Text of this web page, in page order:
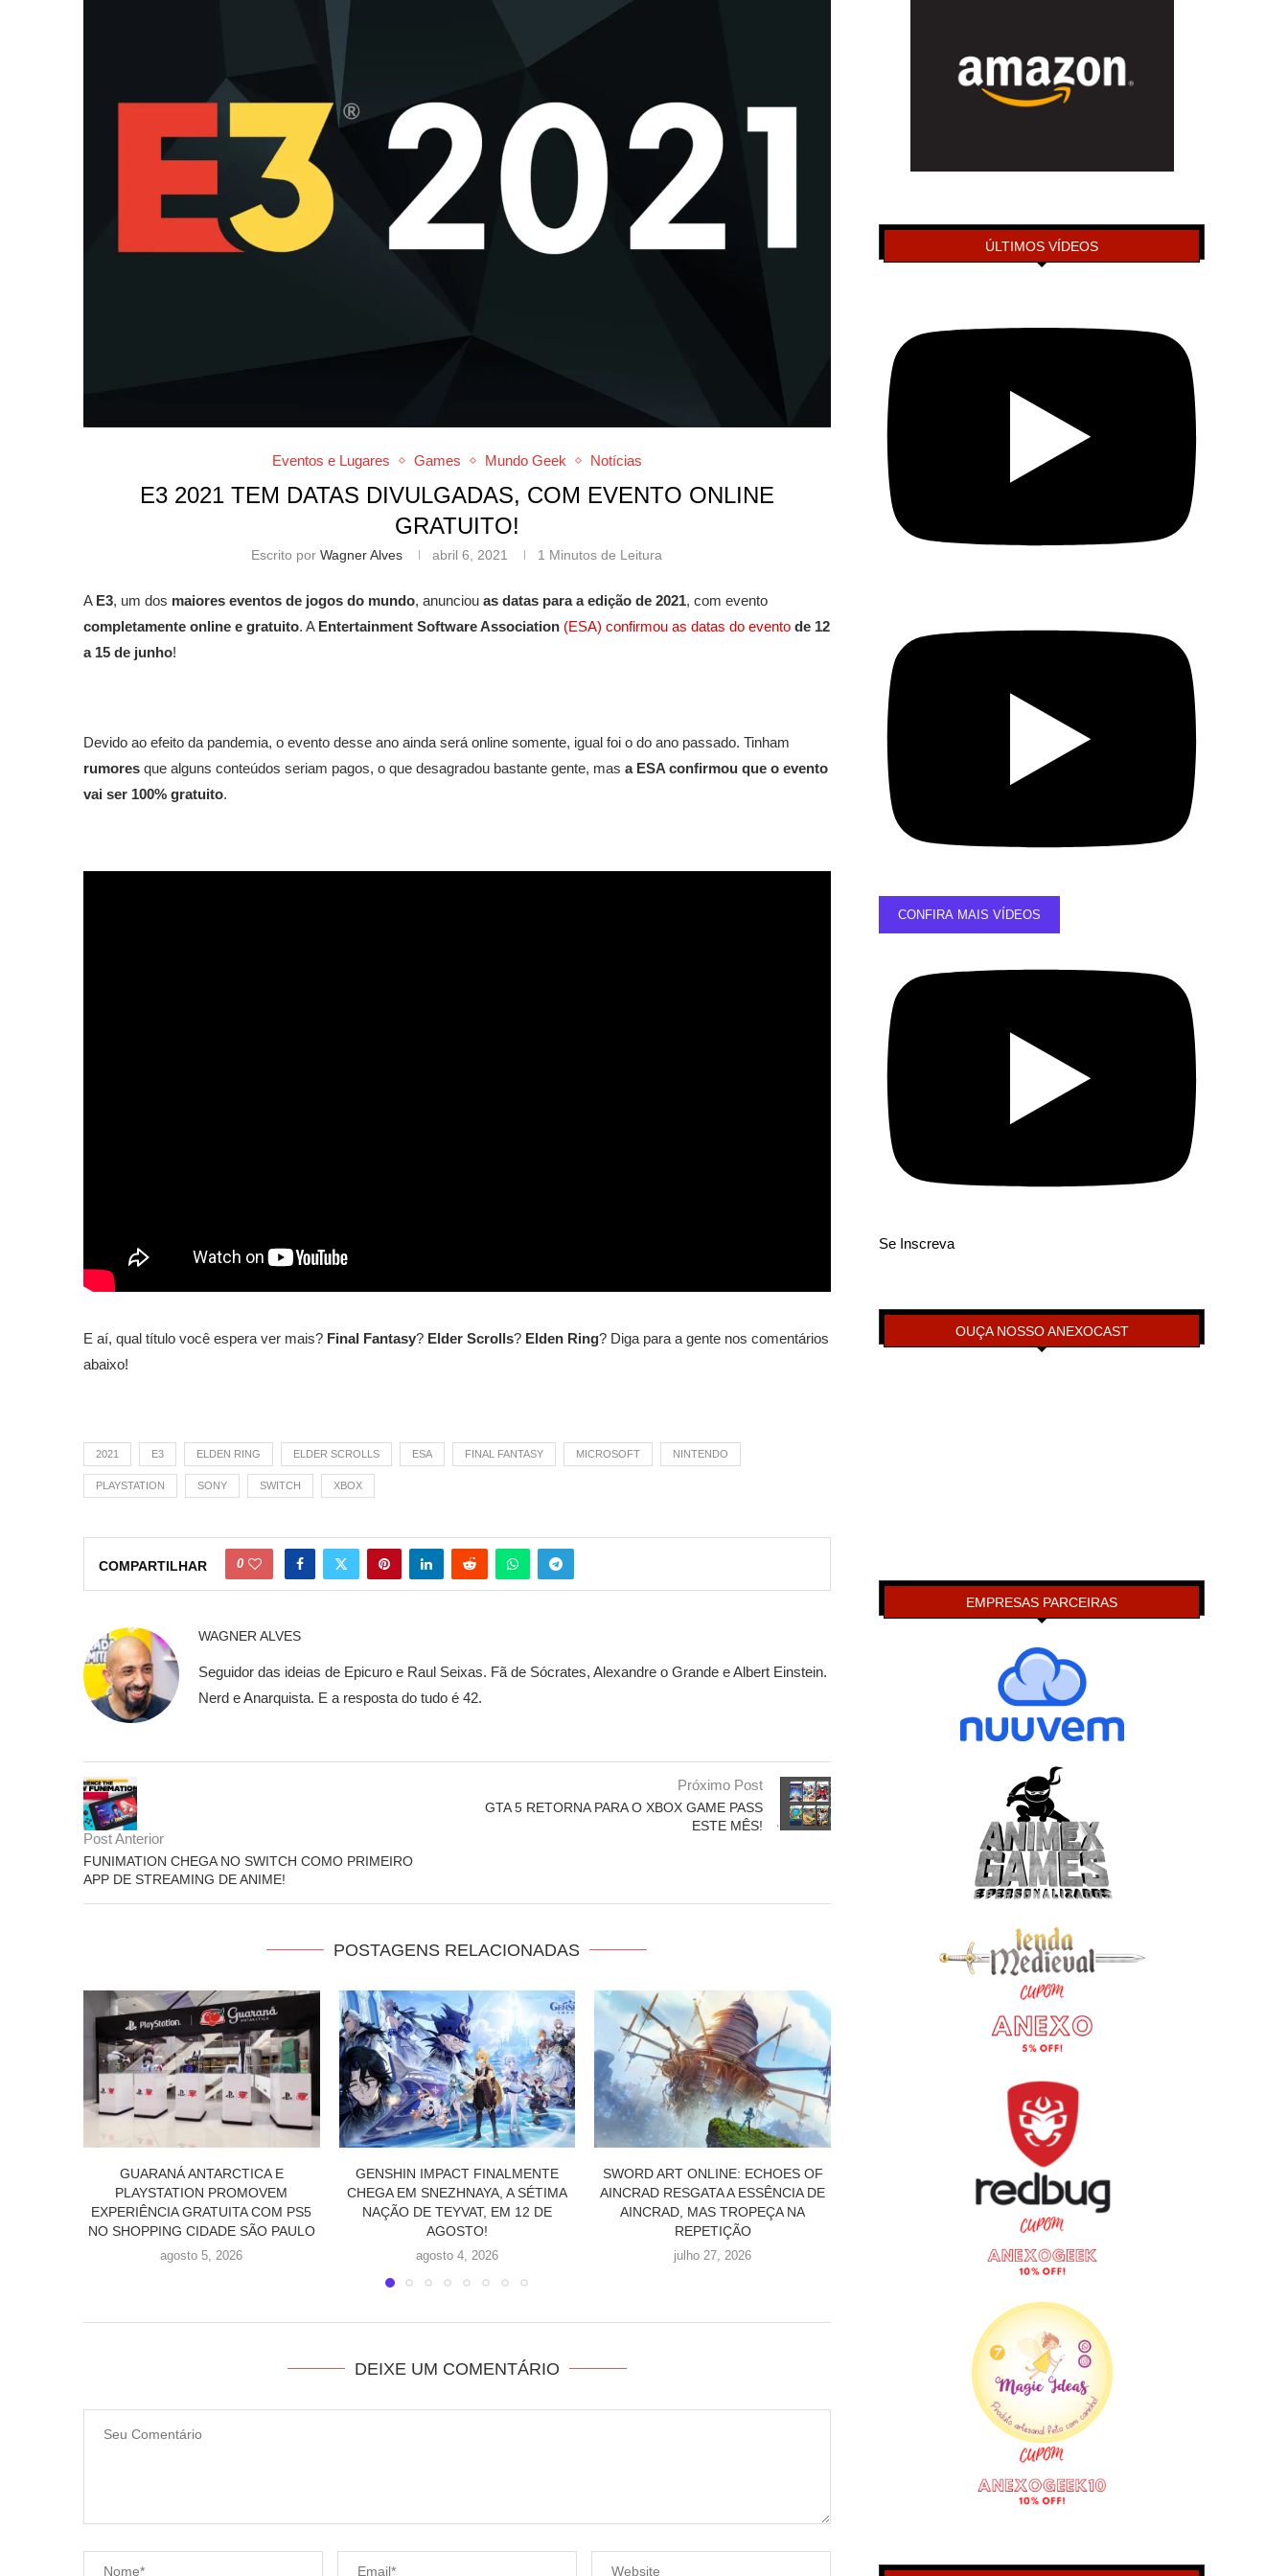
Eventos e Lugares Games Mundo Geek Notícias
E3 2021 TEM DATAS DIVULGADAS, COM EVENTO ONLINE
GRATUITO!
Escrito porWagner Alves abril 6, 2021 1 Minutos de Leitura
A E3, um dos maiores eventos de jogos do mundo, anunciou as datas para a edição de 2021, com evento
completamente online e gratuito. A Entertainment Software Association (ESA) confirmou as datas do evento de 12
a 15 de junho!
Devido ao efeito da pandemia, o evento desse ano ainda será online somente, igual foi o do ano passado. Tinham
rumores que alguns conteúdos seriam pagos, o que desagradou bastante gente, mas a ESA confirmou que o evento
vai ser 100% gratuito.
E aí, qual título você espera ver mais? Final Fantasy? Elder Scrolls? Elden Ring? Diga para a gente nos comentários
abaixo!
2021 E3 ELDEN RING ELDER SCROLLS ESA FINAL FANTASY MICROSOFT NINTENDO
PLAYSTATION SONY SWITCH XBOX
COMPARTILHAR 0
WAGNER ALVES
Seguidor das ideias de Epicuro e Raul Seixas. Fã de Sócrates, Alexandre o Grande e Albert Einstein.
Nerd e Anarquista. E a resposta do tudo é 42.
Post Anterior
FUNIMATION CHEGA NO SWITCH COMO PRIMEIRO
APP DE STREAMING DE ANIME!
Próximo Post
GTA 5 RETORNA PARA O XBOX GAME PASS
ESTE MÊS!
POSTAGENS RELACIONADAS
GENSHIN IMPACT FINALMENTE
CHEGA EM SNEZHNAYA, A SÉTIMA
NAÇÃO DE TEYVAT, EM 12 DE
AGOSTO!
agosto 4, 2026
SWORD ART ONLINE: ECHOES OF
AINCRAD RESGATA A ESSÊNCIA DE
AINCRAD, MAS TROPEÇA NA
REPETIÇÃO
julho 27, 2026
CACAU SHOW LANÇA COLEÇÃO DE
SONIC COM MINIATURAS PARA
CELEBRAR OS 35 ANOS DA
FRANQUIA
julho 24, 2026
HASBRO ANUNCIA COLEÇÃO
OFICIAL DE THE LEGEND OF ZELDA
INAUGURADA NA AVENIDA
DEIXE UM COMENTÁRIO
ÚLTIMOS VÍDEOS
CONFIRA MAIS VÍDEOS
Se Inscreva
OUÇA NOSSO ANEXOCAST
EMPRESAS PARCEIRAS